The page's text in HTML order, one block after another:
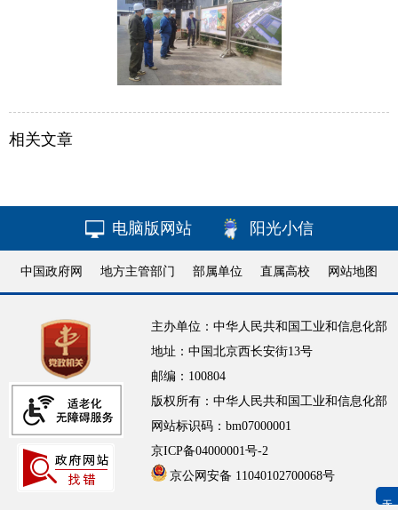
相关文章
无障碍浏览
电脑版网站 阳光小信
中国政府网 地方主管部门 部属单位 直属高校 网站地图
主办单位：中华人民共和国工业和信息化部
地址：中国北京西长安街13号
邮编：100804
版权所有：中华人民共和国工业和信息化部
网站标识码：bm07000001
京ICP备04000001号-2
京公网安备 11040102700068号